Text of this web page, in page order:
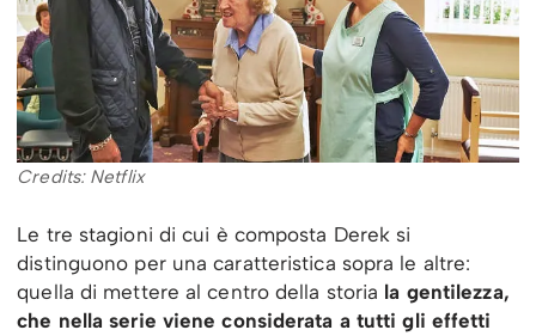
Credits: Netflix
Le tre stagioni di cui è composta Derek si
distinguono per una caratteristica sopra le altre:
quella di mettere al centro della storia la gentilezza,
che nella serie viene considerata a tutti gli effetti